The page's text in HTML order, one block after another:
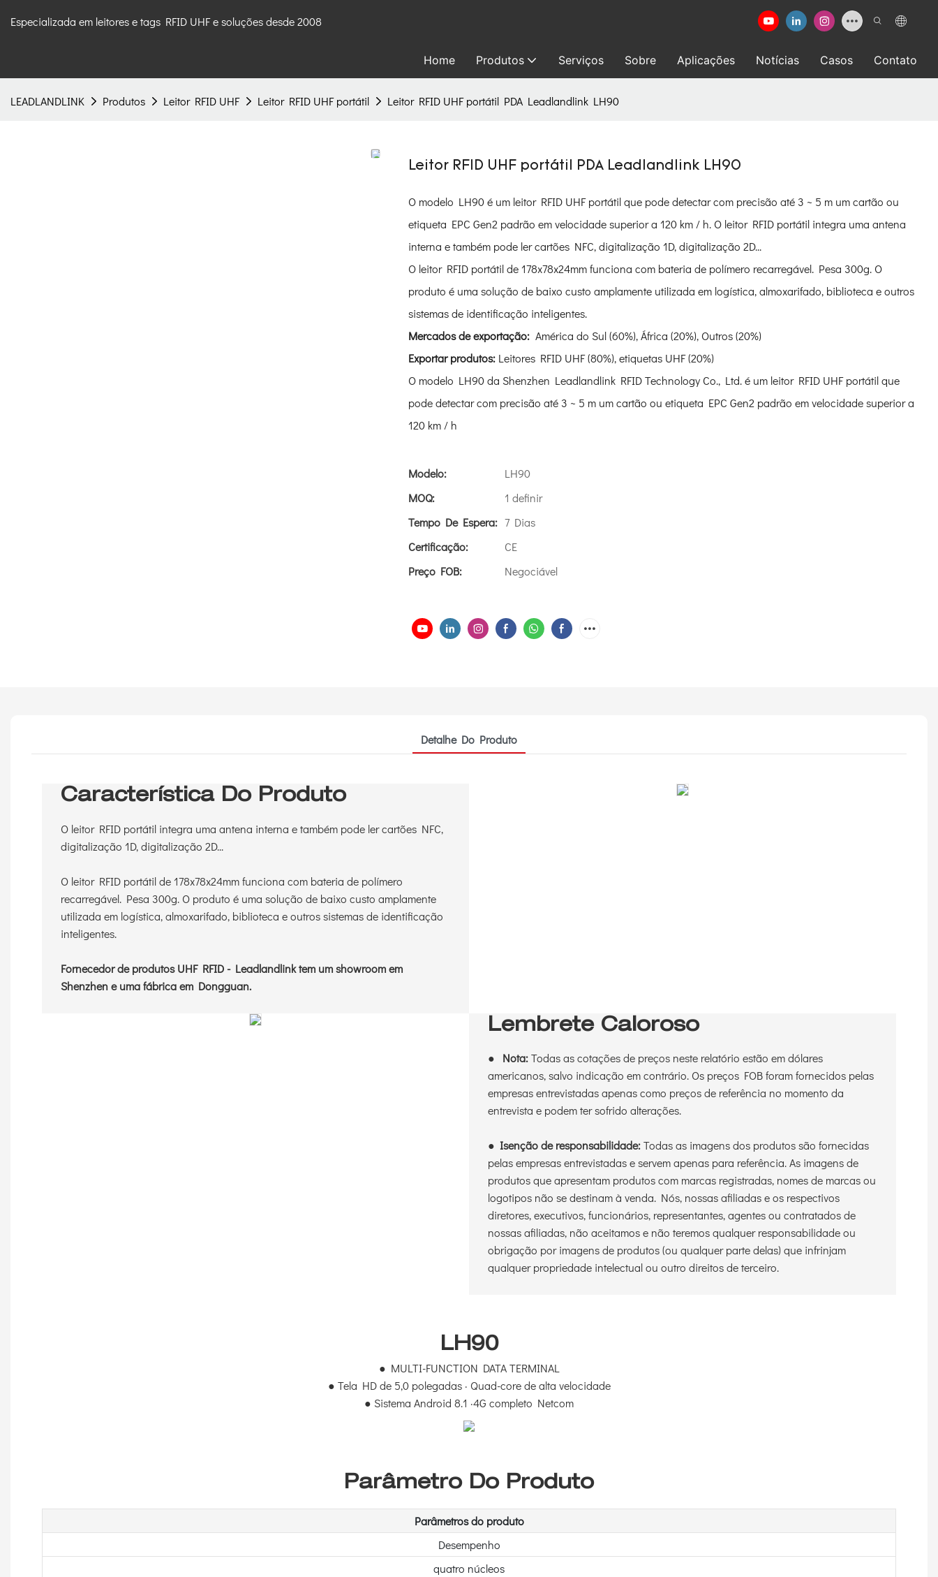
Especializada em leitores e tags RFID UHF e soluções desde 2008
Home Produtos Serviços Sobre Aplicações Notícias Casos Contato
LEADLANDLINK Produtos Leitor RFID UHF Leitor RFID UHF portátil Leitor RFID UHF portátil PDA Leadlandlink LH90
Leitor RFID UHF portátil PDA Leadlandlink LH90
O modelo LH90 é um leitor RFID UHF portátil que pode detectar com precisão até 3 ~ 5 m um cartão ou
etiqueta EPC Gen2 padrão em velocidade superior a 120 km / h. O leitor RFID portátil integra uma antena
interna e também pode ler cartões NFC, digitalização 1D, digitalização 2D...
O leitor RFID portátil de 178x78x24mm funciona com bateria de polímero recarregável. Pesa 300g. O
produto é uma solução de baixo custo amplamente utilizada em logística, almoxarifado, biblioteca e outros
sistemas de identificação inteligentes.
Mercados de exportação: América do Sul (60%), África (20%), Outros (20%)
Exportar produtos: Leitores RFID UHF (80%), etiquetas UHF (20%)
O modelo LH90 da Shenzhen Leadlandlink RFID Technology Co., Ltd. é um leitor RFID UHF portátil que
pode detectar com precisão até 3 ~ 5 m um cartão ou etiqueta EPC Gen2 padrão em velocidade superior a
120 km / h
Modelo:
LH90
MOQ:
1 definir
Tempo De Espera: 7 Dias
Certificação:
CE
Preço FOB:
Negociável
Detalhe Do Produto
Característica Do Produto
O leitor RFID portátil integra uma antena interna e também pode ler cartões NFC,
digitalização 1D, digitalização 2D...
O leitor RFID portátil de 178x78x24mm funciona com bateria de polímero
recarregável. Pesa 300g. O produto é uma solução de baixo custo amplamente
utilizada em logística, almoxarifado, biblioteca e outros sistemas de identificação
inteligentes.
Fornecedor de produtos UHF RFID - Leadlandlink tem um showroom em
Shenzhen e uma fábrica em Dongguan.
Lembrete Caloroso
● Nota:Todas as cotações de preços neste relatório estão em dólares
americanos, salvo indicação em contrário. Os preços FOB foram fornecidos pelas
empresas entrevistadas apenas como preços de referência no momento da
entrevista e podem ter sofrido alterações.
● Isenção de responsabilidade:Todas as imagens dos produtos são fornecidas
pelas empresas entrevistadas e servem apenas para referência. As imagens de
produtos que apresentam produtos com marcas registradas, nomes de marcas ou
logotipos não se destinam à venda. Nós, nossas afiliadas e os respectivos
diretores, executivos, funcionários, representantes, agentes ou contratados de
nossas afiliadas, não aceitamos e não teremos qualquer responsabilidade ou
obrigação por imagens de produtos (ou qualquer parte delas) que infrinjam
qualquer propriedade intelectual ou outro direitos de terceiro.
LH90
● MULTI-FUNCTION DATA TERMINAL
● Tela HD de 5,0 polegadas · Quad-core de alta velocidade
● Sistema Android 8.1 ·4G completo Netcom
Parâmetro Do Produto
Parâmetros do produto
Desempenho
quatro núcleos